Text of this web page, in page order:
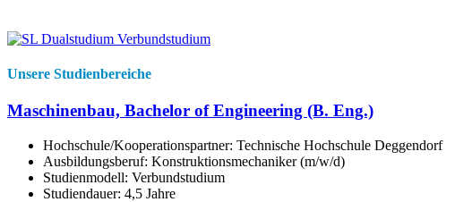
Unsere Studienbereiche
Maschinenbau, Bachelor of Engineering (B. Eng.)
Hochschule/Kooperationspartner: Technische Hochschule Deggendorf
Ausbildungsberuf: Konstruktionsmechaniker (m/w/d)
Studienmodell: Verbundstudium
Studiendauer: 4,5 Jahre